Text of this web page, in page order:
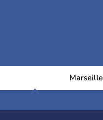
Marseille